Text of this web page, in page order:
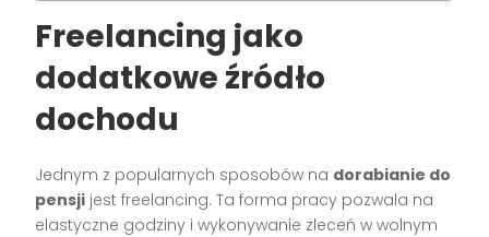
Freelancing jako
dodatkowe źródło
dochodu
Jednym z popularnych sposobów na dorabianie do
pensji jest freelancing. Ta forma pracy pozwala na
elastyczne godziny i wykonywanie zleceń w wolnym